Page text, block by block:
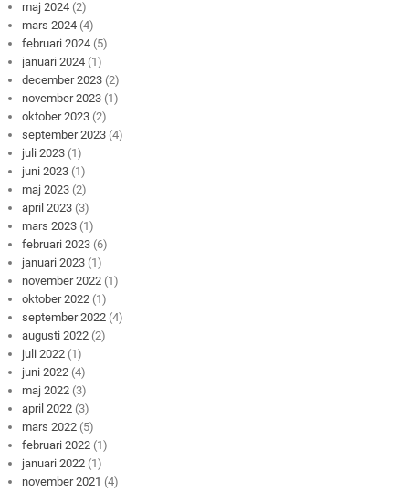
maj 2024 (2)
mars 2024 (4)
februari 2024 (5)
januari 2024 (1)
december 2023 (2)
november 2023 (1)
oktober 2023 (2)
september 2023 (4)
juli 2023 (1)
juni 2023 (1)
maj 2023 (2)
april 2023 (3)
mars 2023 (1)
februari 2023 (6)
januari 2023 (1)
november 2022 (1)
oktober 2022 (1)
september 2022 (4)
augusti 2022 (2)
juli 2022 (1)
juni 2022 (4)
maj 2022 (3)
april 2022 (3)
mars 2022 (5)
februari 2022 (1)
januari 2022 (1)
november 2021 (4)